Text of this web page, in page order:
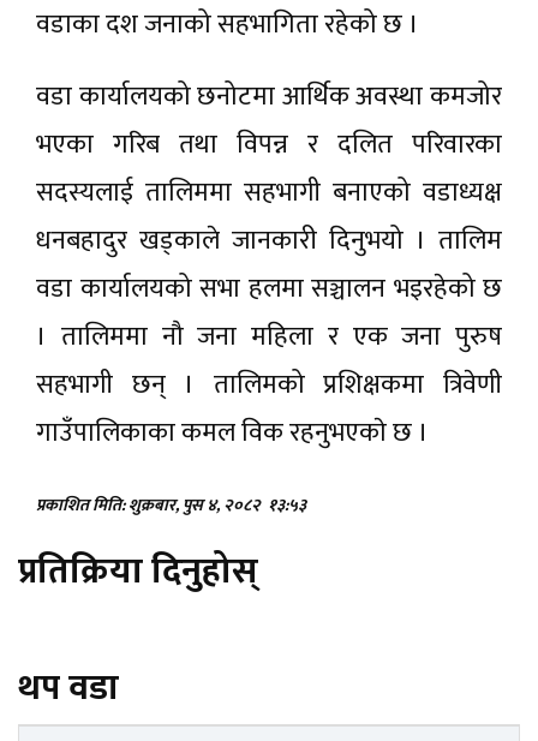
वडाका दश जनाको सहभागिता रहेको छ ।
वडा कार्यालयको छनोटमा आर्थिक अवस्था कमजोर
भएका गरिब तथा विपन्न र दलित परिवारका
सदस्यलाई तालिममा सहभागी बनाएको वडाध्यक्ष
धनबहादुर खड्काले जानकारी दिनुभयो । तालिम
वडा कार्यालयको सभा हलमा सञ्चालन भइरहेको छ
। तालिममा नौ जना महिला र एक जना पुरुष
सहभागी छन् । तालिमको प्रशिक्षकमा त्रिवेणी
गाउँपालिकाका कमल विक रहनुभएकाे छ ।
प्रकाशित मिति: शुक्रबार, पुस ४, २०८२ १३:५३
प्रतिक्रिया दिनुहोस्
थप वडा